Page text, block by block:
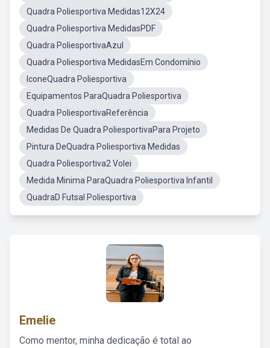
Quadra Poliesportiva Medidas12X24
Quadra Poliesportiva MedidasPDF
Quadra PoliesportivaAzul
Quadra Poliesportiva MedidasEm Condomínio
IconeQuadra Poliesportiva
Equipamentos ParaQuadra Poliesportiva
Quadra PoliesportivaReferência
Medidas De Quadra PoliesportivaPara Projeto
Pintura DeQuadra Poliesportiva Medidas
Quadra Poliesportiva2 Volei
Medida Minima ParaQuadra Poliesportiva Infantil
QuadraD Futsal Poliesportiva
Emelie
Como mentor, minha dedicação é total ao